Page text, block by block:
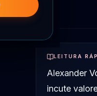
LEITURA
Alexander
incute